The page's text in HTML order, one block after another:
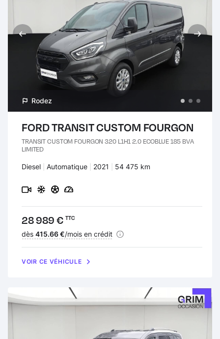
Rodez
FORD TRANSIT CUSTOM FOURGON
TRANSIT CUSTOM FOURGON 320 L1H1 2.0 ECOBLUE 185 BVA
LIMITED
Carburant :
Diesel Transmission :
Automatique Années :
2021 Kilomètres :
54 475 km
Prix :
28 989 € TTC
Financement :
dès 415.66 €/mois en crédit
VOIR CE VÉHICULE